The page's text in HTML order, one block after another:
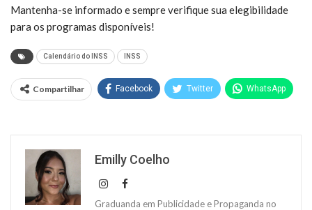
Mantenha-se informado e sempre verifique sua elegibilidade
para os programas disponíveis!
Calendário do INSS INSS
Compartilhar Facebook Twitter WhatsApp
Emilly Coelho
Graduanda em Publicidade e Propaganda no